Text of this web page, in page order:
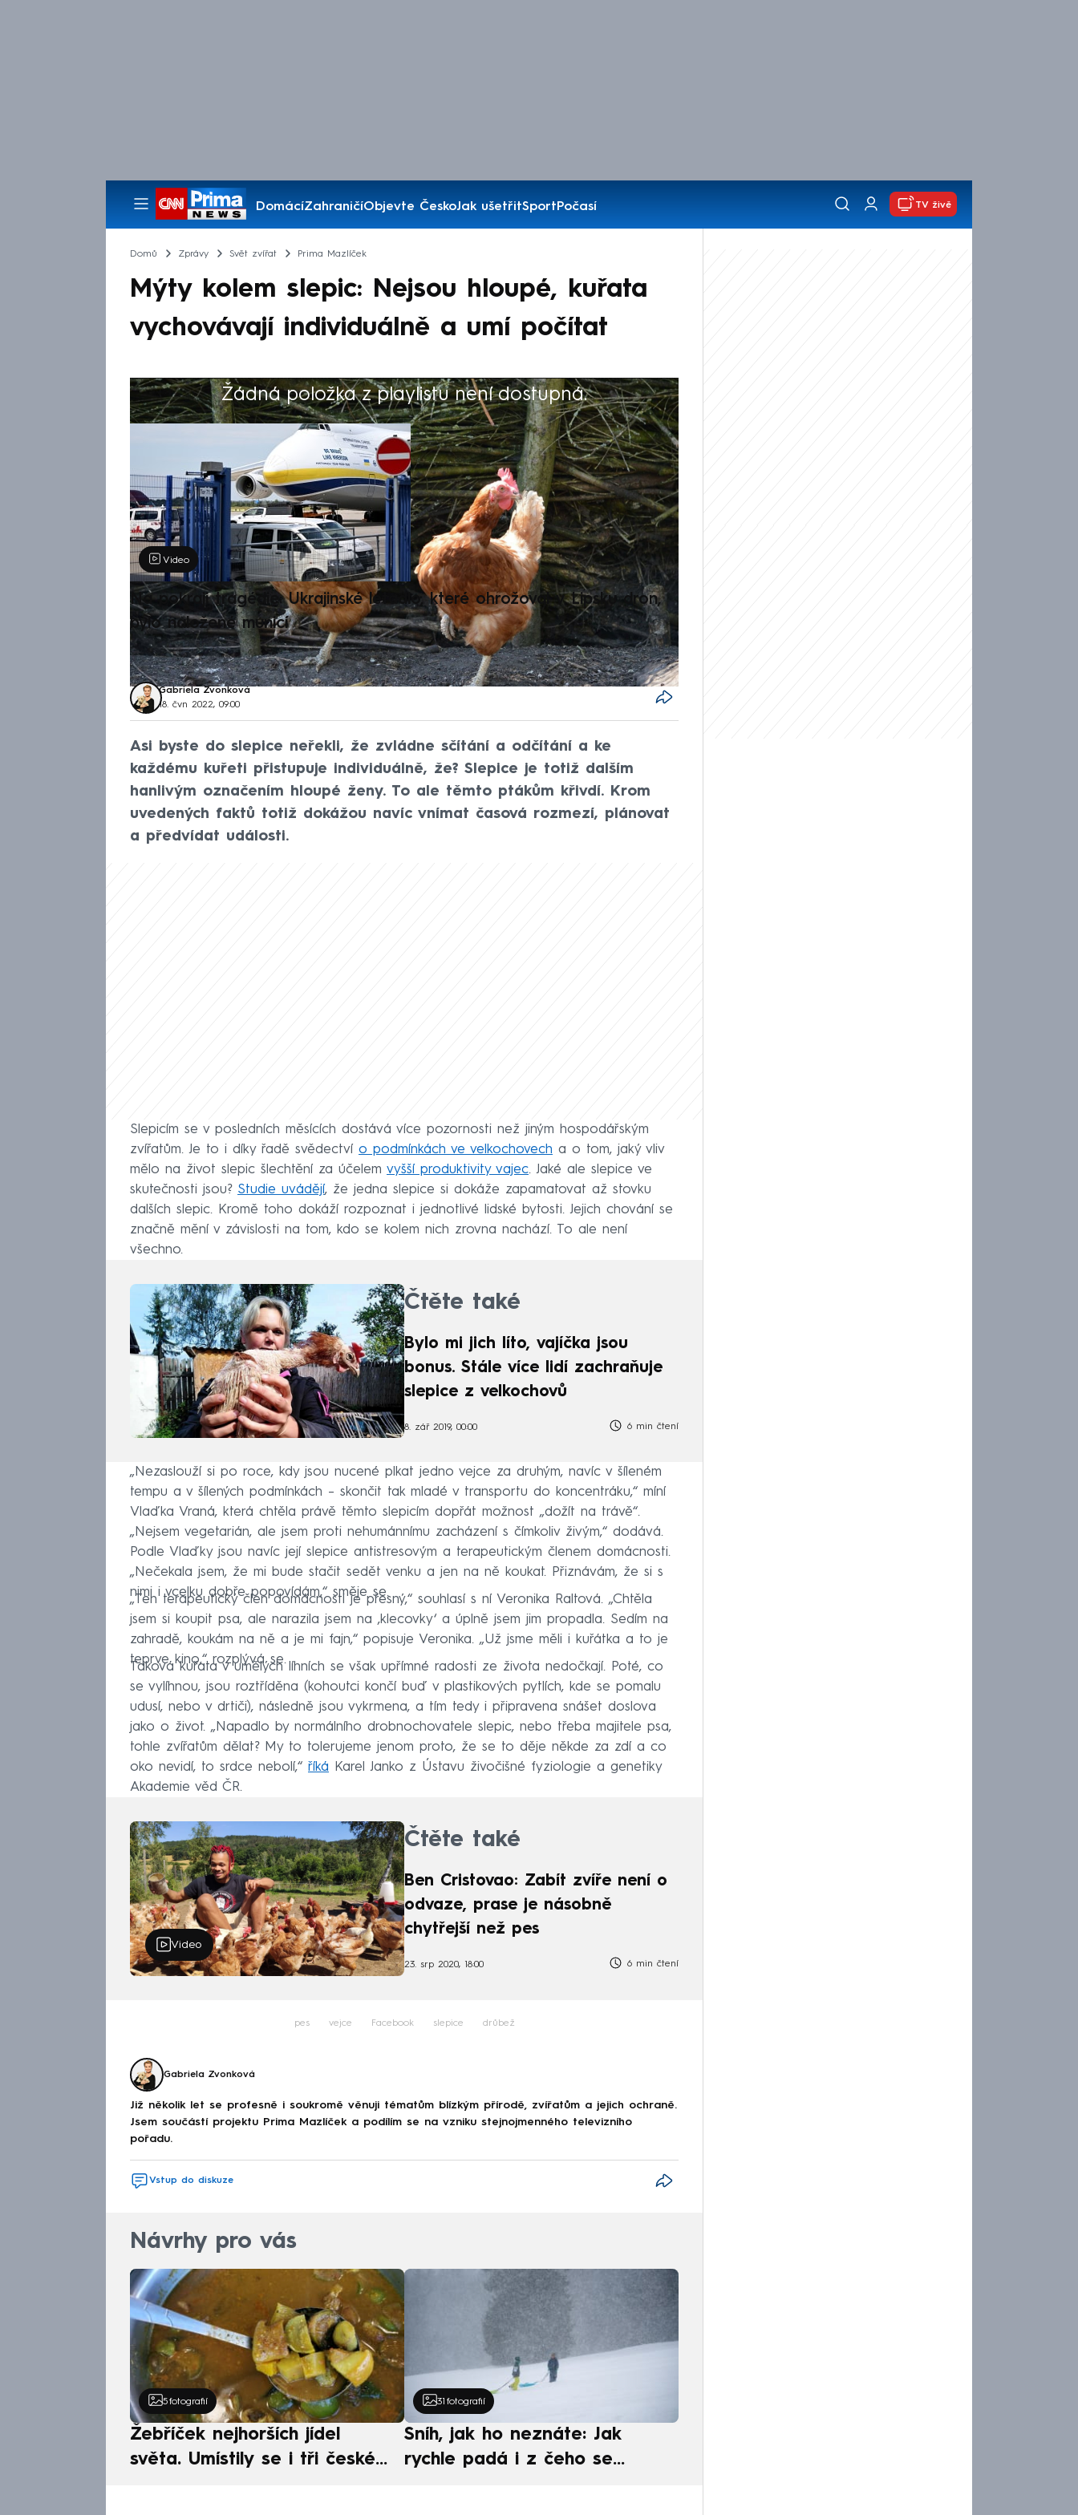
DomácíZahraničíObjevte ČeskoJak ušetřitSportPočasí
Pořady
TV živě
Domů Zprávy Svět zvířat Prima Mazlíček
Mýty kolem slepic: Nejsou hloupé, kuřata
vychovávají individuálně a umí počítat
Žádná položka z playlistu není dostupná.
Výběr redakce
Video
Na pokraji tragédie: Ukrajinské letadlo, které ohrožoval v Lipsku dron,
bylo naložené municí
Gabriela Zvonková
18. čvn 2022, 09:00
Asi byste do slepice neřekli, že zvládne sčítání a odčítání a ke
každému kuřeti přistupuje individuálně, že? Slepice je totiž dalším
hanlivým označením hloupé ženy. To ale těmto ptákům křivdí. Krom
uvedených faktů totiž dokážou navíc vnímat časová rozmezí, plánovat
a předvídat události.
Slepicím se v posledních měsících dostává více pozornosti než jiným hospodářským
zvířatům. Je to i díky řadě svědectví o podmínkách ve velkochovech a o tom, jaký vliv
mělo na život slepic šlechtění za účelem vyšší produktivity vajec. Jaké ale slepice ve
skutečnosti jsou? Studie uvádějí, že jedna slepice si dokáže zapamatovat až stovku
dalších slepic. Kromě toho dokáží rozpoznat i jednotlivé lidské bytosti. Jejich chování se
značně mění v závislosti na tom, kdo se kolem nich zrovna nachází. To ale není
všechno.
Čtěte také
Bylo mi jich líto, vajíčka jsou
bonus. Stále více lidí zachraňuje
slepice z velkochovů
8. zář 2019, 00:00 6 min čtení
„Nezaslouží si po roce, kdy jsou nucené plkat jedno vejce za druhým, navíc v šíleném
tempu a v šílených podmínkách – skončit tak mladé v transportu do koncentráku,“ míní
Vlaďka Vraná, která chtěla právě těmto slepicím dopřát možnost „dožít na trávě“.
„Nejsem vegetarián, ale jsem proti nehumánnímu zacházení s čímkoliv živým,“ dodává.
Podle Vlaďky jsou navíc její slepice antistresovým a terapeutickým členem domácnosti.
„Nečekala jsem, že mi bude stačit sedět venku a jen na ně koukat. Přiznávám, že si s
nimi i vcelku dobře popovídám,“ směje se.
„Ten terapeutický člen domácnosti je přesný,“ souhlasí s ní Veronika Raltová. „Chtěla
jsem si koupit psa, ale narazila jsem na ‚klecovky‘ a úplně jsem jim propadla. Sedím na
zahradě, koukám na ně a je mi fajn,“ popisuje Veronika. „Už jsme měli i kuřátka a to je
teprve kino,“ rozplývá se.
Taková kuřata v umělých líhních se však upřímné radosti ze života nedočkají. Poté, co
se vylíhnou, jsou roztříděna (kohoutci končí buď v plastikových pytlích, kde se pomalu
udusí, nebo v drtiči), následně jsou vykrmena, a tím tedy i připravena snášet doslova
jako o život. „Napadlo by normálního drobnochovatele slepic, nebo třeba majitele psa,
tohle zvířatům dělat? My to tolerujeme jenom proto, že se to děje někde za zdí a co
oko nevidí, to srdce nebolí,“ říká Karel Janko z Ústavu živočišné fyziologie a genetiky
Akademie věd ČR.
Video
Čtěte také
Ben Cristovao: Zabít zvíře není o
odvaze, prase je násobně
chytřejší než pes
23. srp 2020, 18:00 6 min čtení
pes vejce Facebook slepice drůbež
Gabriela Zvonková
Již několik let se profesně i soukromě věnuji tématům blízkým přírodě, zvířatům a jejich ochraně.
Jsem součástí projektu Prima Mazlíček a podílím se na vzniku stejnojmenného televizního
pořadu.
Vstup do diskuze
Návrhy pro vás
5 fotografií
Žebříček nejhorších jídel
světa. Umístily se i tři české
31 fotografií
Sníh, jak ho neznáte: Jak
rychle padá i z čeho se